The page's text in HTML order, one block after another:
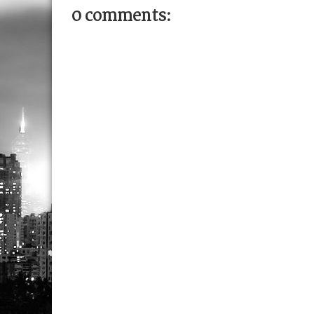
0 comments: